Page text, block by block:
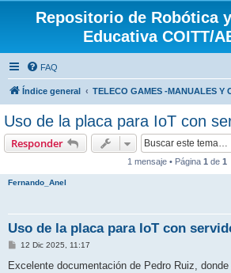
Repositorio de Robótica
Educativa COITT/
FAQ
Índice general TELECO GAMES -MANUALES Y
Uso de la placa para IoT con
Responder
1 mensaje • Página 1 de 1
Fernando_Anel
Uso de la placa para IoT con
M
n
12 Dic 2025, 11:17
Excelente documentación de Pedro Ruiz,